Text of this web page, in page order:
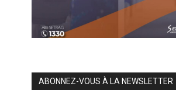
ABONNEZ-VOUS À LA NEWSLETTER